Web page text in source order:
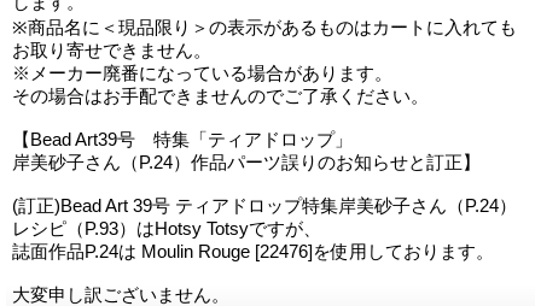
※商品名に＜現品限り＞の表示があるものはカートに入れても
お取り寄せできません。
※メーカー廃番になっている場合があります。
その場合はお手配できませんのでご了承ください。
【Bead Art39号 特集「ティアドロップ」
岸美砂子さん（P.24）作品パーツ誤りのお知らせと訂正】
(訂正)Bead Art 39号 ティアドロップ特集岸美砂子さん（P.24）
レシピ（P.93）はHotsy Totsyですが、
誌面作品P.24は Moulin Rouge [22476]を使用しております。
大変申し訳ございません。